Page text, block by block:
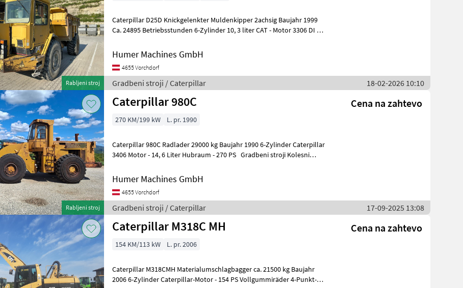
Rabljeni stroj
Caterpillar D25D Knickgelenkter Muldenkipper 2achsig Baujahr 1999
Ca. 24895 Betriebsstunden 6-Zylinder 10, 3 liter CAT - Motor 3306 DI -
Humer Machines GmbH
4655 Vorchdorf
Gradbeni stroji / Caterpillar 18-02-2026 10:10
Rabljeni stroj
Caterpillar 980C Cena na zahtevo
270 KM/199 kW L. pr. 1990
Caterpillar 980C Radlader 29000 kg Baujahr 1990 6-Zylinder Caterpillar
3406 Motor - 14, 6 Liter Hubraum - 270 PS Gradbeni stroji Kolesni
Humer Machines GmbH
4655 Vorchdorf
Gradbeni stroji / Caterpillar 17-09-2025 13:08
Caterpillar M318C MH Cena na zahtevo
154 KM/113 kW L. pr. 2006
Caterpillar M318CMH Materialumschlagbagger ca. 21500 kg Baujahr
2006 6-Zylinder Caterpillar-Motor - 154 PS Vollgummiräder 4-Punkt-